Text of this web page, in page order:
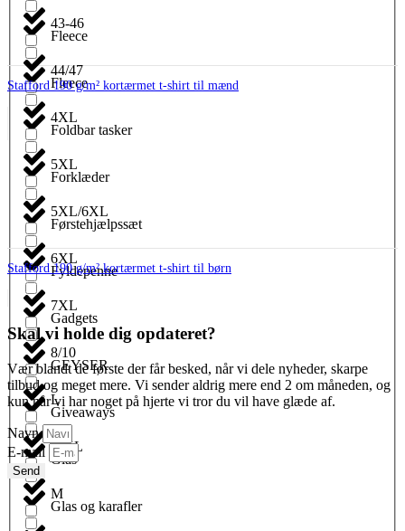
Fleece
Fleece
Foldbar tasker
Forklæder
Førstehjælpssæt
Fyldepenne
Gadgets
GEYSER
Giveaways
Glas
Glas og karafler
43-46
44/47
4XL
5XL
5XL/6XL
6XL
7XL
8/10
L
L/XL
M
Stafford 190 g/m² kortærmet t-shirt til mænd
Stafford 190 g/m² kortærmet t-shirt til børn
Skal vi holde dig opdateret?
Vær blandt de første der får besked, når vi dele nyheder, skarpe
tilbud og meget mere. Vi sender aldrig mere end 2 om måneden, og
kun når vi har noget på hjerte vi tror du vil have glæde af.
Navn
E-mail
Send